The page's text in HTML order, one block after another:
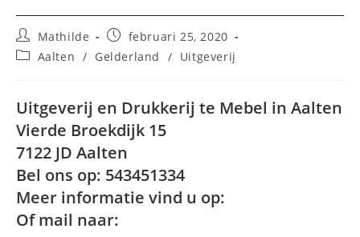
Bericht
auteur:
Mathilde
Bericht
gepubliceerd
op:
februari 25, 2020
Berichtcategorie:
Aalten / Gelderland / Uitgeverij
Uitgeverij en Drukkerij te Mebel in Aalten
Vierde Broekdijk 15
7122 JD Aalten
Bel ons op: 543451334
Meer informatie vind u op:
Of mail naar: